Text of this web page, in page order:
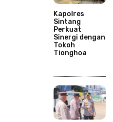
Kapolres
Sintang
Perkuat
Sinergi dengan
Tokoh
Tionghoa